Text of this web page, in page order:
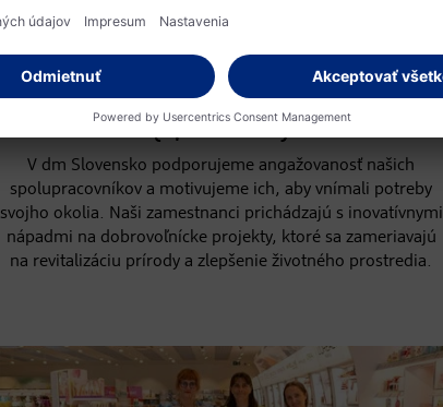
JEDEN PRE DRUHÉHO
Iniciatíva firemného
dobrovoľníctva dm
{spoločne}
V dm Slovensko podporujeme angažovanosť našich
spolupracovníkov a motivujeme ich, aby vnímali potreby
svojho okolia. Naši zamestnanci prichádzajú s inovatívnymi
nápadmi na dobrovoľnícke projekty, ktoré sa zameriavajú
na revitalizáciu prírody a zlepšenie životného prostredia.